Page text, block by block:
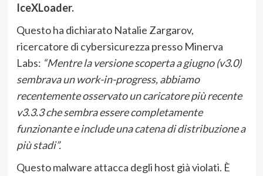
IceXLoader.
Questo ha dichiarato Natalie Zargarov,
ricercatore di cybersicurezza presso Minerva
Labs: “Mentre la versione scoperta a giugno (v3.0)
sembrava un work-in-progress, abbiamo
recentemente osservato un caricatore più recente
v3.3.3 che sembra essere completamente
funzionante e include una catena di distribuzione a
più stadi”.
Questo malware attacca degli host già violati. È